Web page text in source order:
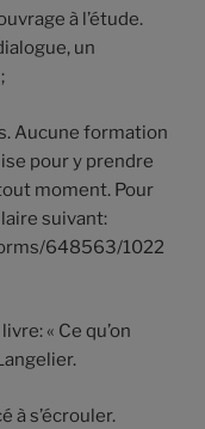
à l’étude.
un
Aucune formation
pour y prendre
moment. Pour
suivant:
648563/1022
« Ce qu’on
à s’écrouler.